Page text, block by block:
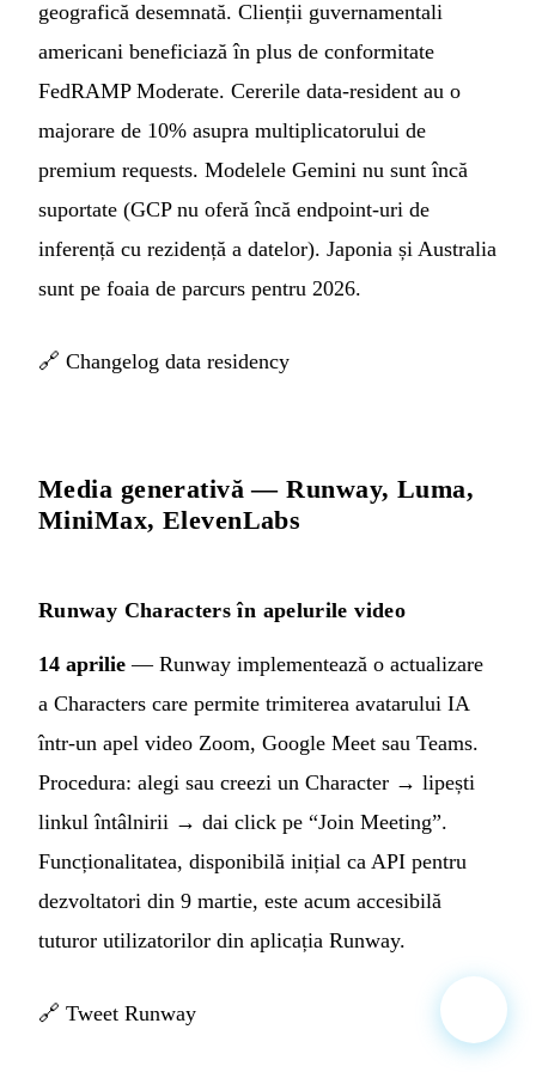
geografică desemnată. Clienții guvernamentali
americani beneficiază în plus de conformitate
FedRAMP Moderate. Cererile data-resident au o
majorare de 10% asupra multiplicatorului de
premium requests. Modelele Gemini nu sunt încă
suportate (GCP nu oferă încă endpoint-uri de
inferență cu rezidență a datelor). Japonia și Australia
sunt pe foaia de parcurs pentru 2026.
🔗 Changelog data residency
Media generativă — Runway, Luma,
MiniMax, ElevenLabs
Runway Characters în apelurile video
14 aprilie — Runway implementează o actualizare
a Characters care permite trimiterea avatarului IA
într-un apel video Zoom, Google Meet sau Teams.
Procedura: alegi sau creezi un Character → lipești
linkul întâlnirii → dai click pe “Join Meeting”.
Funcționalitatea, disponibilă inițial ca API pentru
dezvoltatori din 9 martie, este acum accesibilă
tuturor utilizatorilor din aplicația Runway.
🔗 Tweet Runway